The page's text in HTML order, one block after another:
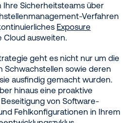
Ihre Sicherheitsteams über
Verfahren
Exposure
Cloud ausweiten.
geht es nicht nur um die
Schwachstellen sowie deren
ausfindig gemacht wurden.
hinaus eine proaktive
von Software-
Fehlkonfigurationen in Ihrem